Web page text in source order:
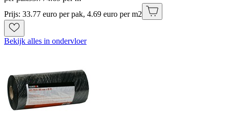
Prijs: 33.77 euro per pak, 4.69 euro per m2
Bekijk alles in ondervloer